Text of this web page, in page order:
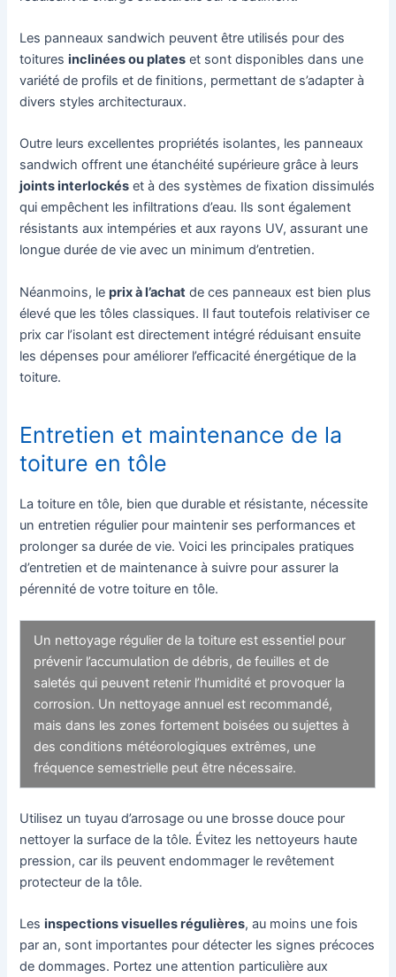
Les panneaux sandwich peuvent être utilisés pour des
toituresinclinées ou plates et sont disponibles dans une
variété de profils et de finitions, permettant de s’adapter à
divers styles architecturaux.
Outre leurs excellentes propriétés isolantes, les panneaux
sandwich offrent une étanchéité supérieure grâce à leurs
joints interlockés et à des systèmes de fixation dissimulés
qui empêchent les infiltrations d’eau. Ils sont également
résistants aux intempéries et aux rayons UV, assurant une
longue durée de vie avec un minimum d’entretien.
Néanmoins, leprix à l’achat de ces panneaux est bien plus
élevé que les tôles classiques. Il faut toutefois relativiser ce
prix car l’isolant est directement intégré réduisant ensuite
les dépenses pour améliorer l’efficacité énergétique de la
toiture.
Entretien et maintenance de la
toiture en tôle
La toiture en tôle, bien que durable et résistante, nécessite
un entretien régulier pour maintenir ses performances et
prolonger sa durée de vie. Voici les principales pratiques
d’entretien et de maintenance à suivre pour assurer la
pérennité de votre toiture en tôle.
Un nettoyage régulier de la toiture est essentiel pour
prévenir l’accumulation de débris, de feuilles et de
saletés qui peuvent retenir l’humidité et provoquer la
corrosion. Un nettoyage annuel est recommandé,
mais dans les zones fortement boisées ou sujettes à
des conditions météorologiques extrêmes, une
fréquence semestrielle peut être nécessaire.
Utilisez un tuyau d’arrosage ou une brosse douce pour
nettoyer la surface de la tôle. Évitez les nettoyeurs haute
pression, car ils peuvent endommager le revêtement
protecteur de la tôle.
Lesinspections visuelles régulières, au moins une fois
par an, sont importantes pour détecter les signes précoces
de dommages. Portez une attention particulière aux